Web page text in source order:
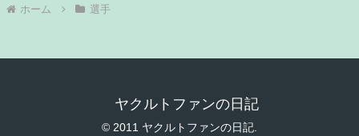
ホーム 選手
ヤクルトファンの日記
© 2011 ヤクルトファンの日記.